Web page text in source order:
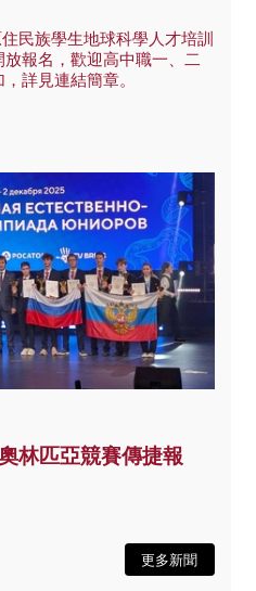
民族學生地球科學人才培訓
報名，歡迎高中職一、二
詳見連結簡章。
林匹亞競賽傳捷報
更多新聞